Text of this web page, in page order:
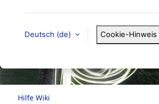
Deutsch ‎(de)‎ Cookie-Hinweis